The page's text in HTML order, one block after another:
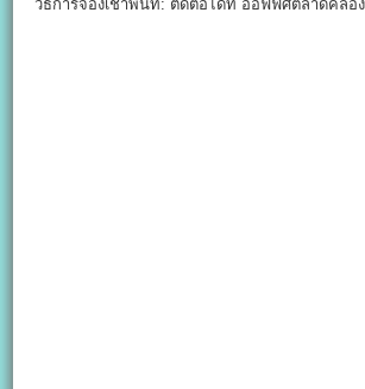
วิธีการจองเช่าพื้นที่: ติดต่อได้ที่ ออฟฟิศตลาดคลอ